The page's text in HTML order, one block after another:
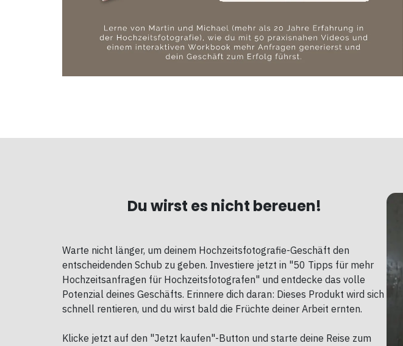
Du wirst es nicht bereuen!
Warte nicht länger, um deinem Hochzeitsfotografie-Geschäft den
entscheidenden Schub zu geben. Investiere jetzt in "50 Tipps für mehr
Hochzeitsanfragen für Hochzeitsfotografen" und entdecke das volle
Potenzial deines Geschäfts. Erinnere dich daran: Dieses Produkt wird sich
schnell rentieren, und du wirst bald die Früchte deiner Arbeit ernten.
Klicke jetzt auf den "Jetzt kaufen"-Button und starte deine Reise zum